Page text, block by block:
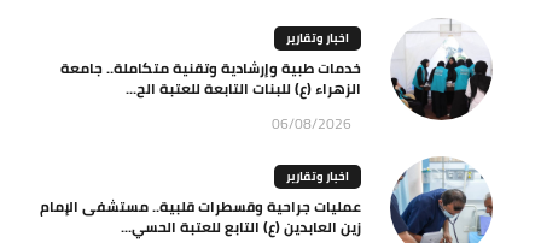
اخبار وتقارير
خدمات طبية وإرشادية وتقنية متكاملة.. جامعة
الزهراء (ع) للبنات التابعة للعتبة الح...
06/08/2026
اخبار وتقارير
عمليات جراحية وقسطرات قلبية.. مستشفى الإمام
زين العابدين (ع) التابع للعتبة الحسي...